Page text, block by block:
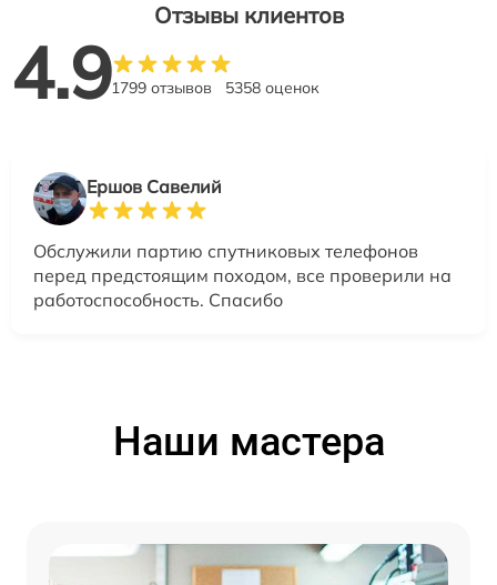
Отзывы клиентов
4.91799 отзывов 5358 оценок
Ершов Савелий
Обслужили партию спутниковых телефонов
перед предстоящим походом, все проверили на
работоспособность. Спасибо
Наши мастера